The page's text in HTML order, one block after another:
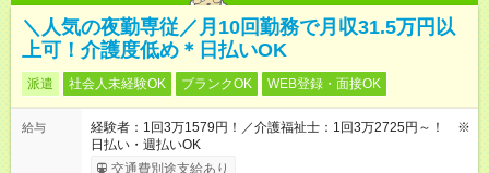
＼人気の夜勤専従／月10回勤務で月収31.5万円以
上可！介護度低め＊日払いOK
派遣 社会人未経験OK ブランクOK WEB登録・面接OK
給与
経験者：1回3万1579円！／介護福祉士：1回3万2725円～！ ※
日払い・週払いOK
交通費別途支給あり